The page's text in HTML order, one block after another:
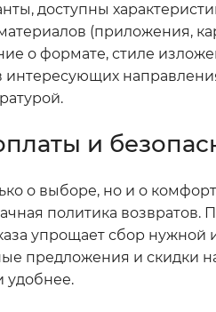
доступны
(приложения,
о формате, стиле
и
о выборе, но и о
политика
упрощает сбор
предложения и скидки
удобнее.